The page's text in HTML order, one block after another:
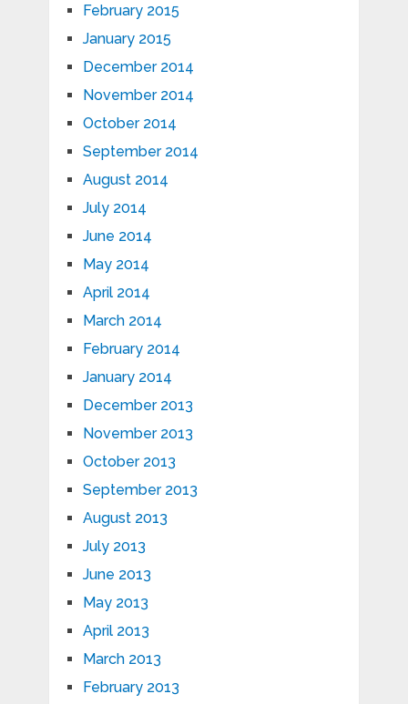
February 2015
January 2015
December 2014
November 2014
October 2014
September 2014
August 2014
July 2014
June 2014
May 2014
April 2014
March 2014
February 2014
January 2014
December 2013
November 2013
October 2013
September 2013
August 2013
July 2013
June 2013
May 2013
April 2013
March 2013
February 2013